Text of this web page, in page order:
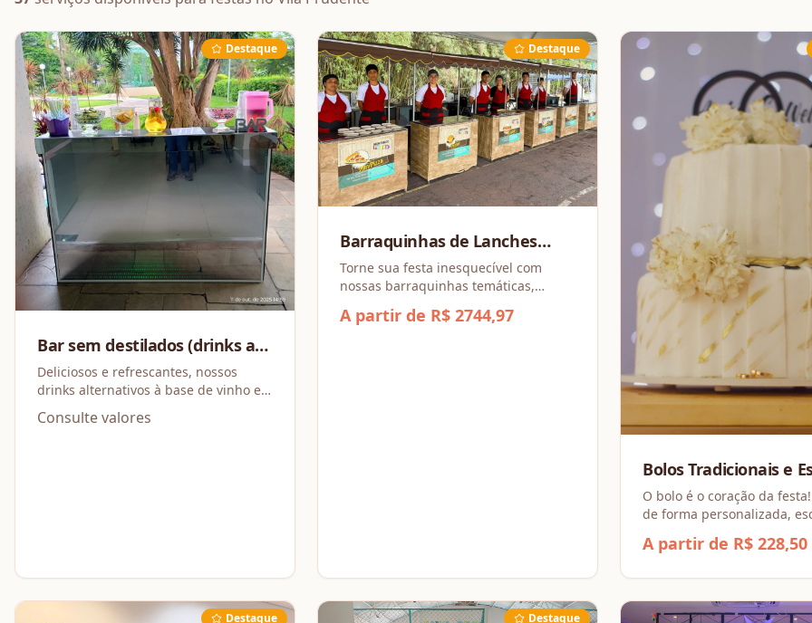
Destaque
Bar sem destilados (drinks a
base de vinho e espumante)
Deliciosos e refrescantes, nossos
drinks alternativos à base de vinho e
espumante são a pedida perfeita para
qualquer ocasião.
Consulte valores
Destaque
Barraquinhas de Lanches
Combo a partir de 4 barracas
Torne sua festa inesquecível com
nossas barraquinhas temáticas,
opções para todos os gostos!
A partir de R$ 2744,97
Bolos Tradicionais e
O bolo é o coração da
de forma personalizada,
Chocolate) e combinando
A partir de R$ 228,50
Destaque Destaque